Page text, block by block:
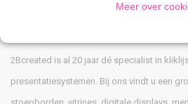
2Bcreated is al 20 jaar dé specialist in
presentatiesystemen. Bij ons vindt u een
Meer over